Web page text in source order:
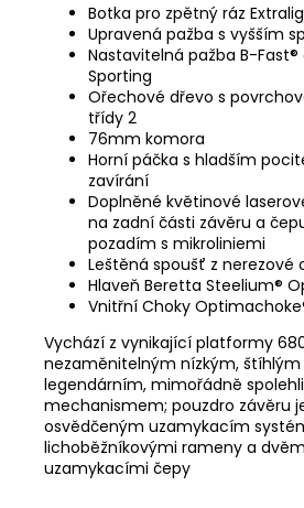
Botka pro zpětný ráz
Upravená pažba s vyšším
Nastavitelná pažba B-
Sporting
Ořechové dřevo s
třídy 2
76mm komora
Horní páčka s hladším
zavírání
Doplněné květinové
na zadní části závěru a
pozadím s mikroliniemi
Leštěná spoušť z nerezové
Hlaveň Beretta Steelium®
Vnitřní Choky
Vychází z vynikající platformy
nezaměnitelným nízkým,
legendárním, mimořádně
mechanismem; pouzdro závěru
osvědčeným uzamykacím
lichoběžníkovými rameny a
uzamykacími čepy